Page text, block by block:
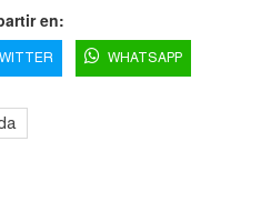
en:
WHATSAPP